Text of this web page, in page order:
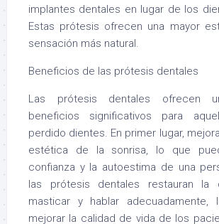
implantes dentales en lugar de los
Estas prótesis ofrecen una mayor
sensación más natural.
Beneficios de las prótesis dentales
Las prótesis dentales ofrecen
beneficios significativos para
perdido dientes. En primer lugar,
estética de la sonrisa, lo que
confianza y la autoestima de una
las prótesis dentales restauran la
masticar y hablar adecuadamente,
mejorar la calidad de vida de los